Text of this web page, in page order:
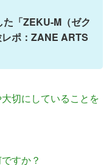
「ZEKU-M（ゼク
ポ：ZANE ARTS
切にしていることを
すか？